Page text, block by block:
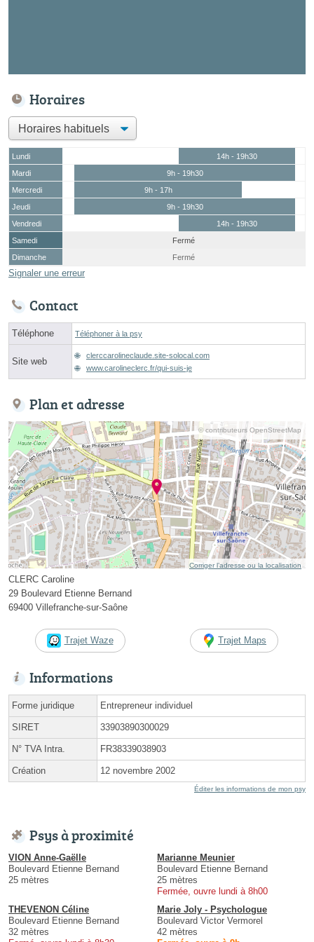
Horaires
Lundi
14h - 19h30
Mardi
9h - 19h30
Mercredi
9h - 17h
Jeudi
9h - 19h30
Vendredi
14h - 19h30
Samedi
Fermé
Dimanche
Fermé
Signaler une erreur
Contact
Téléphone Téléphoner à la psy
Site web
clerccarolineclaude.site-solocal.com
www.carolineclerc.fr/qui-suis-je
Plan et adresse
© contributeurs OpenStreetMap
Corriger l’adresse ou la localisation
CLERC Caroline
29 Boulevard Etienne Bernand
69400 Villefranche-sur-Saône
Trajet Waze Trajet Maps
Informations
Forme juridique Entrepreneur individuel
SIRET 33903890300029
N° TVA Intra. FR38339038903
Création 12 novembre 2002
Éditer les informations de mon psy
Psys à proximité
VION Anne-Gaëlle
Boulevard Etienne Bernand
25 mètres
Marianne Meunier
Boulevard Etienne Bernand
25 mètres
Fermée, ouvre lundi à 8h00
THEVENON Céline
Boulevard Etienne Bernand
32 mètres
Marie Joly - Psychologue
Boulevard Victor Vermorel
42 mètres